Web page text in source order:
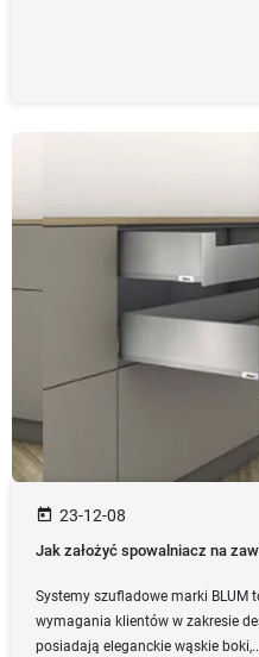
today 23-12-08
Jak założyć spowalniacz na
Systemy szufladowe marki BLUM
wymagania klientów w zakresie
posiadają eleganckie wąskie